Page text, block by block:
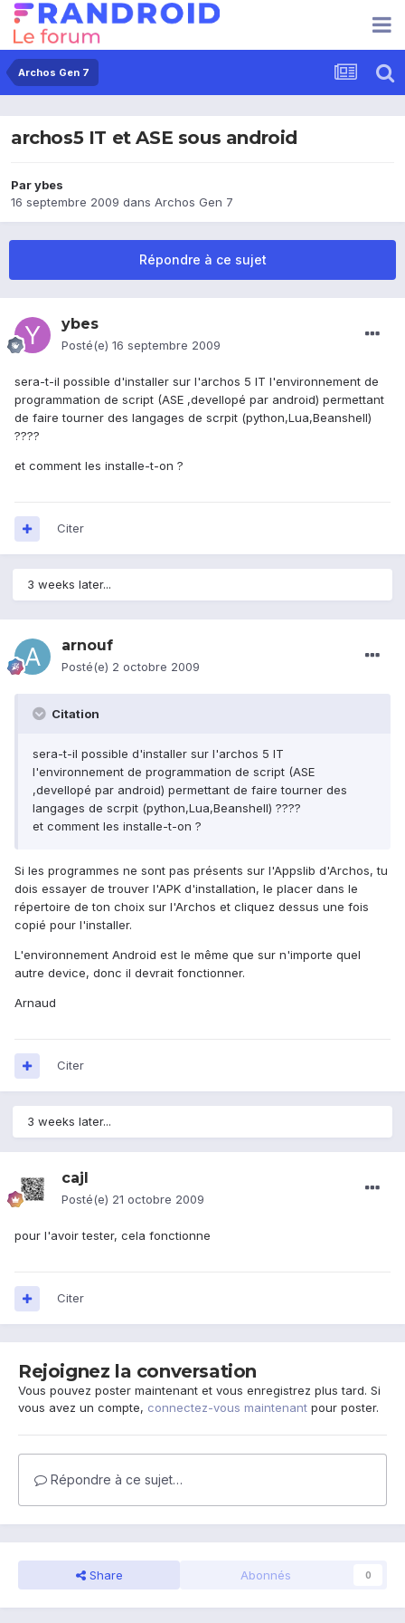
Archos Gen 7
archos5 IT et ASE sous android
Parybes
16 septembre 2009 dans Archos Gen 7
Répondre à ce sujet
ybes
Posté(e) 16 septembre 2009
sera-t-il possible d'installer sur l'archos 5 IT l'environnement de
programmation de script (ASE ,devellopé par android) permettant
de faire tourner des langages de scrpit (python,Lua,Beanshell)
????
et comment les installe-t-on ?
Citer
3 weeks later...
arnouf
Posté(e) 2 octobre 2009
Citation
sera-t-il possible d'installer sur l'archos 5 IT
l'environnement de programmation de script (ASE
,devellopé par android) permettant de faire tourner des
langages de scrpit (python,Lua,Beanshell) ????
et comment les installe-t-on ?
Si les programmes ne sont pas présents sur l'Appslib d'Archos, tu
dois essayer de trouver l'APK d'installation, le placer dans le
répertoire de ton choix sur l'Archos et cliquez dessus une fois
copié pour l'installer.
L'environnement Android est le même que sur n'importe quel
autre device, donc il devrait fonctionner.
Arnaud
Citer
3 weeks later...
cajl
Posté(e) 21 octobre 2009
pour l'avoir tester, cela fonctionne
Citer
Rejoignez la conversation
Vous pouvez poster maintenant et vous enregistrez plus tard. Si
vous avez un compte, connectez-vous maintenant pour poster.
Répondre à ce sujet…
Share Abonnés 0